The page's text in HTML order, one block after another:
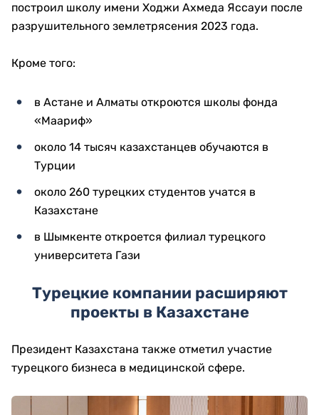
построил школу имени Ходжи Ахмеда Яссауи после
разрушительного землетрясения 2023 года.
Кроме того:
в Астане и Алматы откроются школы фонда
«Маариф»
около 14 тысяч казахстанцев обучаются в
Турции
около 260 турецких студентов учатся в
Казахстане
в Шымкенте откроется филиал турецкого
университета Гази
Турецкие компании расширяют
проекты в Казахстане
Президент Казахстана также отметил участие
турецкого бизнеса в медицинской сфере.